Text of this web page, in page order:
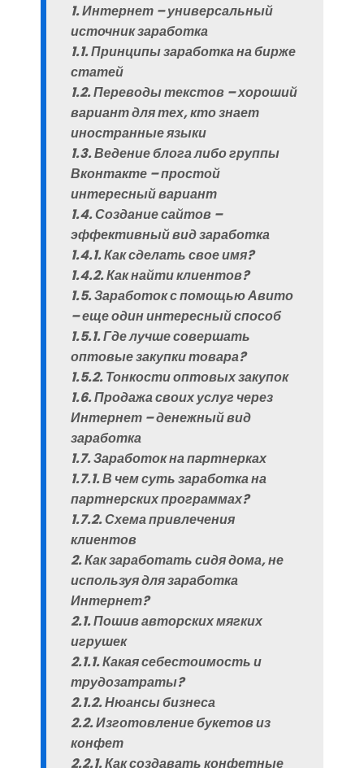
1. Интернет – универсальный
источник заработка
1.1. Принципы заработка на бирже
статей
1.2. Переводы текстов – хороший
вариант для тех, кто знает
иностранные языки
1.3. Ведение блога либо группы
Вконтакте – простой
интересный вариант
1.4. Создание сайтов –
эффективный вид заработка
1.4.1. Как сделать свое имя?
1.4.2. Как найти клиентов?
1.5. Заработок с помощью Авито
– еще один интересный способ
1.5.1. Где лучше совершать
оптовые закупки товара?
1.5.2. Тонкости оптовых закупок
1.6. Продажа своих услуг через
Интернет – денежный вид
заработка
1.7. Заработок на партнерках
1.7.1. В чем суть заработка на
партнерских программах?
1.7.2. Схема привлечения
клиентов
2. Как заработать сидя дома, не
используя для заработка
Интернет?
2.1. Пошив авторских мягких
игрушек
2.1.1. Какая себестоимость и
трудозатраты?
2.1.2. Нюансы бизнеса
2.2. Изготовление букетов из
конфет
2.2.1. Как создавать конфетные